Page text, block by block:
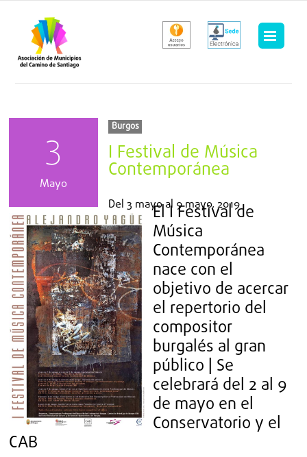
contenido
3
Mayo
Burgos
I Festival de Música
Contemporánea
Del3 mayoal 9 mayo, 2019
El I Festival de
Música
Contemporánea
nace con el
objetivo de acercar
el repertorio del
compositor
burgalés al gran
público | Se
celebrará del 2 al 9
de mayo en el
Conservatorio y el
CAB